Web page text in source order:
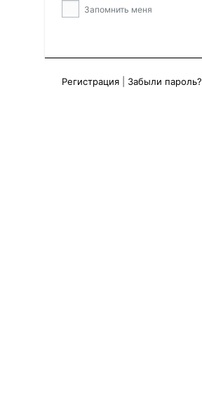
Запомнить меня
Регистрация Забыли пароль?